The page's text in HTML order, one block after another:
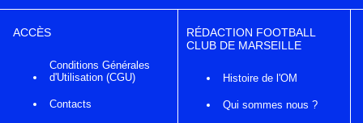
ACCÈS
Conditions Générales
d'Utilisation (CGU)
Contacts
RÉDACTION FOOTBALL
CLUB DE MARSEILLE
Histoire de l'OM
Qui sommes nous ?